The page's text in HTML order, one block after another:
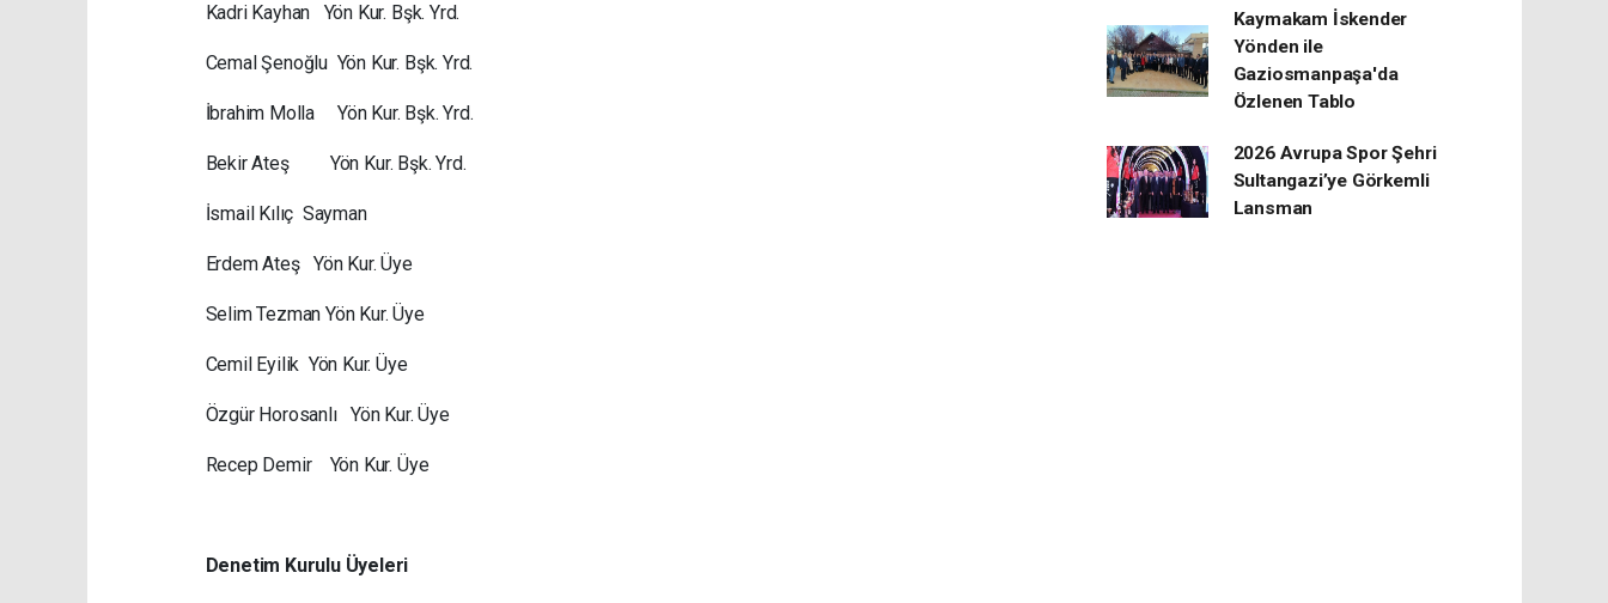
Kadri Kayhan Yön Kur. Bşk. Yrd.
Cemal Şenoğlu Yön Kur. Bşk. Yrd.
İbrahim Molla Yön Kur. Bşk. Yrd.
Bekir Ateş Yön Kur. Bşk. Yrd.
İsmail Kılıç Sayman
Erdem Ateş Yön Kur. Üye
Selim Tezman Yön Kur. Üye
Cemil Eyilik Yön Kur. Üye
Özgür Horosanlı Yön Kur. Üye
Recep Demir Yön Kur. Üye
Denetim Kurulu Üyeleri
Kaymakam İskender
Yönden ile
Gaziosmanpaşa'da
Özlenen Tablo
2026 Avrupa Spor Şehri
Sultangazi’ye Görkemli
Lansman